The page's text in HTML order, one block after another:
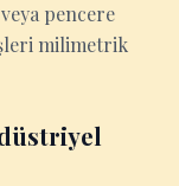
pencere
milimetrik